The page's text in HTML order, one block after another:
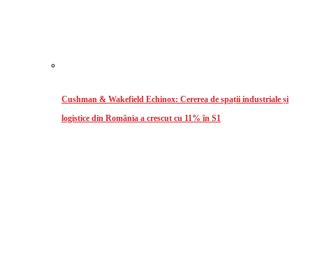
Cushman & Wakefield Echinox: Cererea de spații industriale și
logistice din România a crescut cu 11% în S1